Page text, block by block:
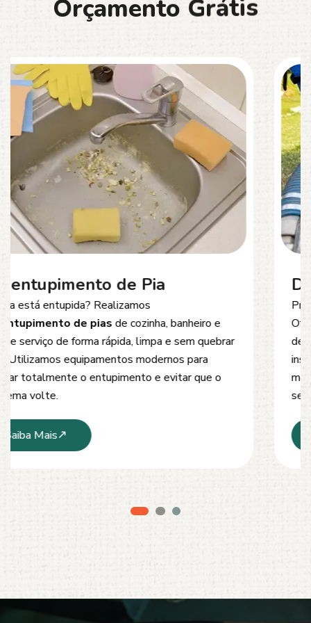
Orçamento Grátis
Desentupimento de Esgoto
Problemas comentupimento de esgoto
Oferecemos soluções rápidas e eficientes para
desobstrução de redes de esgoto, caixas de
inspeção e tubulações. Utilizamos equipamentos
modernos e técnicas seguras que garantem um
serviço limpo, ágil e sem danos à estrutura.
Saiba Mais